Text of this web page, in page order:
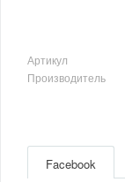
Артикул
Производитель
Facebook